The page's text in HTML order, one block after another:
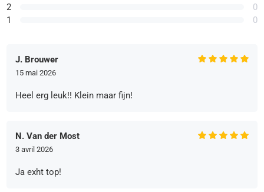
2
1
0
0
J. Brouwer
15 mai 2026
Heel erg leuk!! Klein maar fijn!
N. Van der Most
3 avril 2026
Ja exht top!